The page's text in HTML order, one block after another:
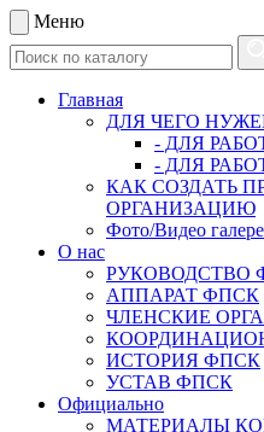
Меню
Главная
ДЛЯ ЧЕГО
- ДЛЯ
- ДЛЯ
КАК СОЗДАТЬ
ОРГАНИЗАЦИЮ
Фото/Видео
О нас
РУКОВОДСТВО
АППАРАТ ФПСК
ЧЛЕНСКИЕ
ИСТОРИЯ ФПСК
УСТАВ ФПСК
Официально
МАТЕРИАЛЫ